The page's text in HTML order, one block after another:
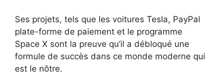
Ses projets, tels que les voitures Tesla, PayPal
plate-forme de paiement et le programme
Space X sont la preuve qu’il a débloqué une
formule de succès dans ce monde moderne qui
est le nôtre.